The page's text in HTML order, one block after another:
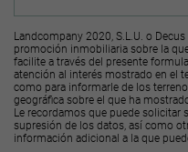
Landcompany 2020, S.L.U. o
promoción inmobiliaria sobre la
facilite a través del presente
atención al interés mostrado en el
como para informarle de los
geográfica sobre el que ha
Le recordamos que puede solicitar
supresión de los datos, así como
información adicional a la que